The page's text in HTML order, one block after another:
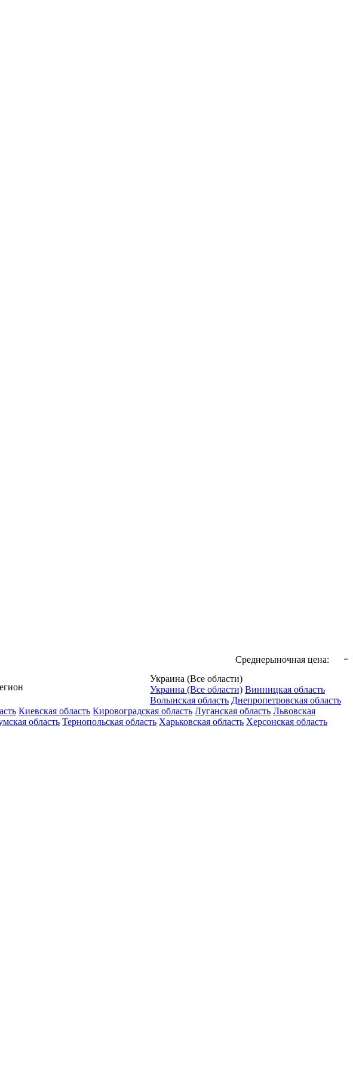
Среднерыночная цена: -
Украина (Все области)
Украина (Все области) Винницкая область
Волынская область Днепропетровская область
Киевская область Кировоградская область Луганская область Львовская
область Тернопольская область Харьковская область Херсонская область